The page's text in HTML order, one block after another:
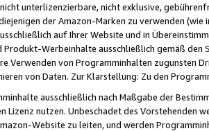
unterlizenzierbare, nicht exklusive,
der Amazon-Marken zu verwenden
auf Ihrer Website und in
Produkt-Werbeinhalte ausschließlich gemäß
Verwenden von Programminhalten zugunsten
von Daten. Zur Klarstellung: Zu den
ausschließlich nach Maßgabe der
Lizenz nutzen. Unbeschadet des Vorstehenden
Website zu leiten, und werden